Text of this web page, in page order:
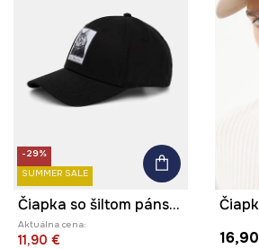
-29%
SUMMER SALE
Čiapka so šiltom pánska bavlnená by Aleksandra Czarny, Graphics Series
Aktuálna cena:
11,90 €